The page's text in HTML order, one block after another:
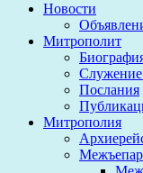
Новости
Митрополит
Служение
Послания
Митрополия